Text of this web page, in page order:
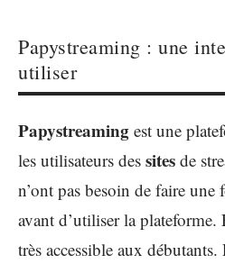
Papystreaming : une
utiliser
Papystreaming est une
les utilisateurs des sites de
n’ont pas besoin de faire
avant d’utiliser la plateforme.
très accessible aux